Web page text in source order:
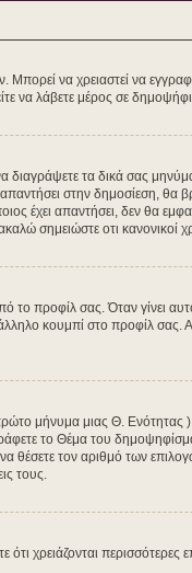
να χρειαστεί να
να λάβετε μέρος σε
διαγράψετε τα δικά σας
στην δημοσίεση,
έχει απαντήσει, δεν θα
σημειώστε οτι
προφίλ σας. Όταν γίνει
κουμπί στο προφίλ
μήνυμα μιας Θ.
το Θέμα του
θέσετε τον αριθμό των
τους.
ότι χρειάζονται